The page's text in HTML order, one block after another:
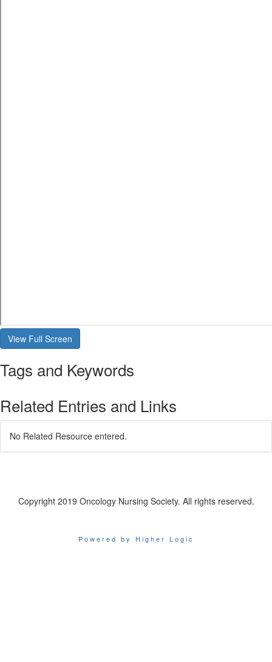
Tags and Keywords
Related Entries and Links
No Related Resource entered.
Copyright 2019 Oncology Nursing Society. All rights reserved.
Powered by Higher Logic